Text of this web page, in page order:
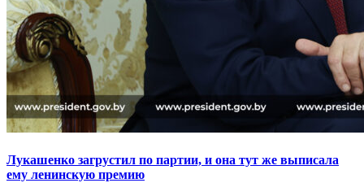
Лукашенко загрустил по партии, и она тут же выписала
ему ленинскую премию